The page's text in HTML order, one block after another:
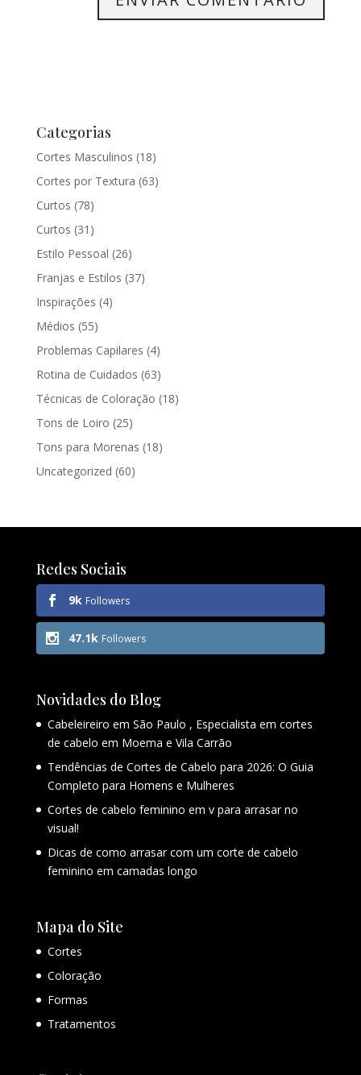
Categorias
Cortes Masculinos (18)
Cortes por Textura (63)
Curtos (78)
Curtos (31)
Estilo Pessoal (26)
Franjas e Estilos (37)
Inspirações (4)
Médios (55)
Problemas Capilares (4)
Rotina de Cuidados (63)
Técnicas de Coloração (18)
Tons de Loiro (25)
Tons para Morenas (18)
Uncategorized (60)
Redes Sociais
9k Followers
47.1k Followers
Novidades do Blog
Cabeleireiro em São Paulo , Especialista em cortes
de cabelo em Moema e Vila Carrão
Tendências de Cortes de Cabelo para 2026: O Guia
Completo para Homens e Mulheres
Cortes de cabelo feminino em v para arrasar no
visual!
Dicas de como arrasar com um corte de cabelo
feminino em camadas longo
Mapa do Site
Cortes
Coloração
Formas
Tratamentos